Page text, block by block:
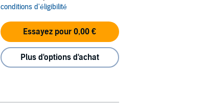
conditions d'éligibilité
Essayez pour 0,00 €
Plus d'options d'achat